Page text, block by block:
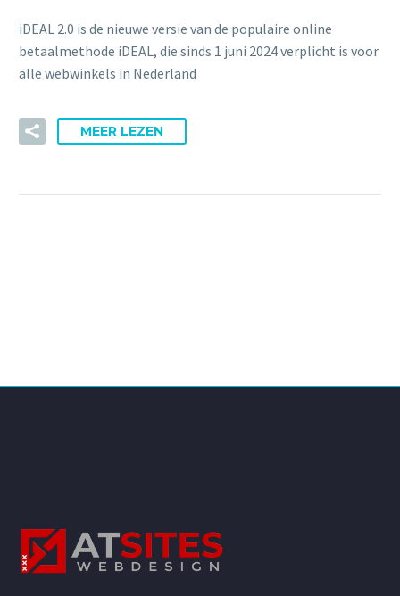
iDEAL 2.0 is de nieuwe versie van de populaire online
betaalmethode iDEAL, die sinds 1 juni 2024 verplicht is voor
alle webwinkels in Nederland
MEER LEZEN